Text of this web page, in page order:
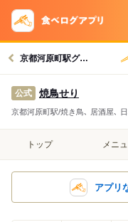
京都河原町駅グルメへ
公式 焼鳥せり
京都河原町駅/焼き鳥､ 居酒屋､
トップ メニ
アプリ